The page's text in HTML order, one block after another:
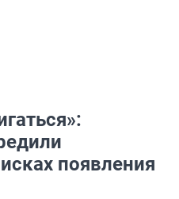
появления